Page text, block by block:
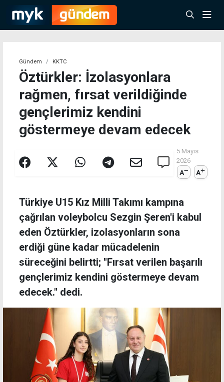
Gündem KKTC
Öztürkler: İzolasyonlara
rağmen, fırsat verildiğinde
gençlerimiz kendini
göstermeye devam edecek
5 Mayıs
2026
A
A
Türkiye U15 Kız Milli Takımı kampına
çağrılan voleybolcu Sezgin Şeren'i kabul
eden Öztürkler, izolasyonların sona
erdiği güne kadar mücadelenin
süreceğini belirtti; "Fırsat verilen başarılı
gençlerimiz kendini göstermeye devam
edecek." dedi.